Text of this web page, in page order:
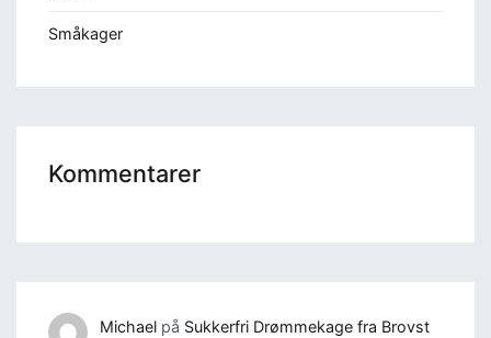
Småkager
Kommentarer
Michaelpå Sukkerfri Drømmekage fra Brovst